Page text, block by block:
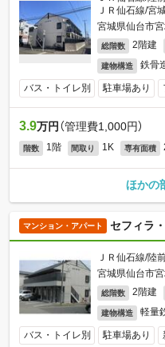
ＪＲ仙石線/宮
宮城県仙台市
総階数 2階建
建物構造 鉄骨
バス・トイレ別 駐車場あり
3.9万円 （管理費1,000円）
階数 1階 間取り 1K 専有面積
ほかの
マンション・アパート セフィラ
ＪＲ仙石線/陸
宮城県仙台市
総階数 2階建
建物構造 軽量
バス・トイレ別 駐車場あり